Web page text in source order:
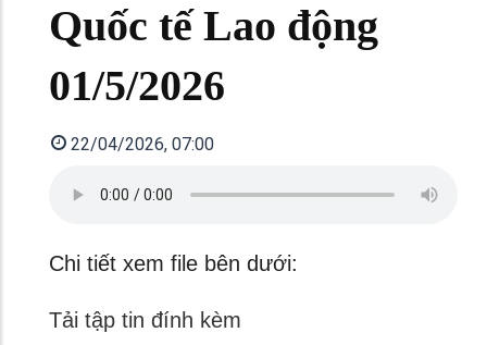
Quốc tế Lao động
01/5/2026
22/04/2026, 07:00
Chi tiết xem file bên dưới:
Tải tập tin đính kèm